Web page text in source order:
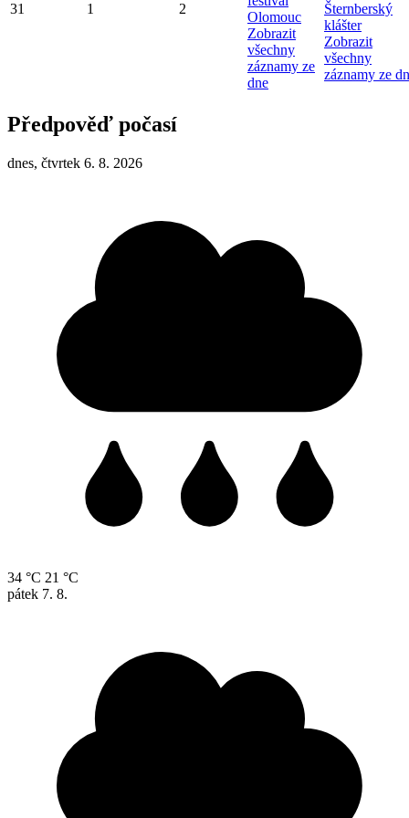
31 1 2
Olomouc
Zobrazit
všechny
záznamy ze
dne
Šternberský
klášter
Zobrazit
všechny
záznamy ze
Předpověď počasí
dnes, čtvrtek 6. 8. 2026
34 °C 21 °C
pátek 7. 8.